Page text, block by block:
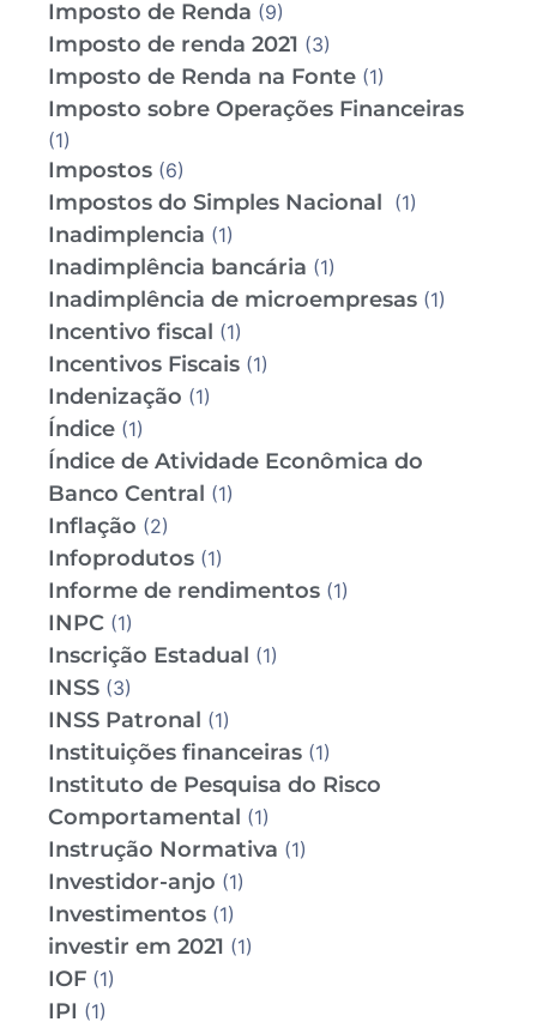
Imposto de Renda (9)
Imposto de renda 2021 (3)
Imposto de Renda na Fonte (1)
Imposto sobre Operações Financeiras
(1)
Impostos (6)
Impostos do Simples Nacional (1)
Inadimplencia (1)
Inadimplência bancária (1)
Inadimplência de microempresas (1)
Incentivo fiscal (1)
Incentivos Fiscais (1)
Indenização (1)
Índice (1)
Índice de Atividade Econômica do
Banco Central (1)
Inflação (2)
Infoprodutos (1)
Informe de rendimentos (1)
INPC (1)
Inscrição Estadual (1)
INSS (3)
INSS Patronal (1)
Instituições financeiras (1)
Instituto de Pesquisa do Risco
Comportamental (1)
Instrução Normativa (1)
Investidor-anjo (1)
Investimentos (1)
investir em 2021 (1)
IOF (1)
IPI (1)